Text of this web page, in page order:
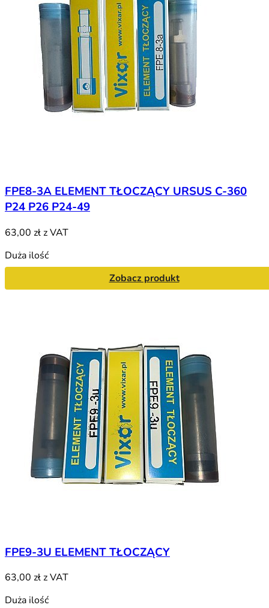
FPE8-3A ELEMENT TŁOCZĄCY URSUS C-360
P24 P26 P24-49
63,00 złz VAT
Duża ilość
Zobacz produkt
FPE9-3U ELEMENT TŁOCZĄCY
63,00 złz VAT
Duża ilość